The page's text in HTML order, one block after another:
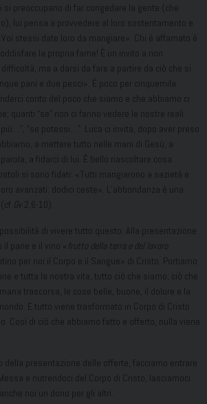
si preoccupano di far congedare la gente (che
lui pensa a provvedere al loro sostentamento e
stessi date loro da mangiare». Chi è affamato è
la propria fame! È un invito a non
difficoltà, ma a darsi da fare a partire da ciò che si
pani e due pesci». È poco per cinquemila
conto del poco che siamo e che abbiamo ci
quanti “se” non ci fanno vedere le nostre reali
“se potessi…”. Luca ci invita, dopo aver preso
a mettere tutto nelle mani di Gesù, a
a fidarci di lui. È bello riascoltare cosa
si sono fidati: «Tutti mangiarono a sazietà e
avanzati: dodici ceste». L’abbondanza è una
Gv 2,6-10).
di vivere tutto questo. Alla presentazione
pane e il vino «
frutto della terra e del lavoro
per noi il Corpo e il Sangue» di Cristo. Portiamo
e tutta la nostra vita, tutto ciò che siamo, ciò che
trascorsa, le cose belle, buone, il dolore e la
E tutto viene trasformato in Corpo di Cristo
Così di ciò che abbiamo fatto e offerto, nulla viene
della presentazione delle offerte, facciamo entrare
e nutrendoci del Corpo di Cristo, lasciamoci
noi un dono per gli altri.